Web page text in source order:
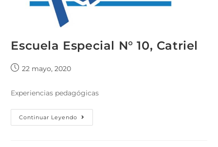
Escuela Especial N° 10, Catriel
22 mayo, 2020
Experiencias pedagógicas
Continuar Leyendo